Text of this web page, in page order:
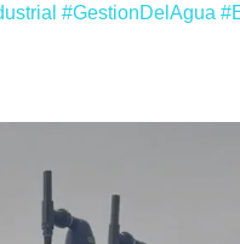
#GestionDelAgua